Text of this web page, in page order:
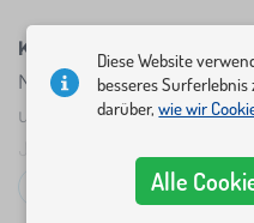
Kissen und dekorative
Naturmotiven. Wählen Sie
und Formen (Tiere,
angenehm zu berühren
Mehr lesen...
Diese Website
besseres
darüber,wie wir
Alle